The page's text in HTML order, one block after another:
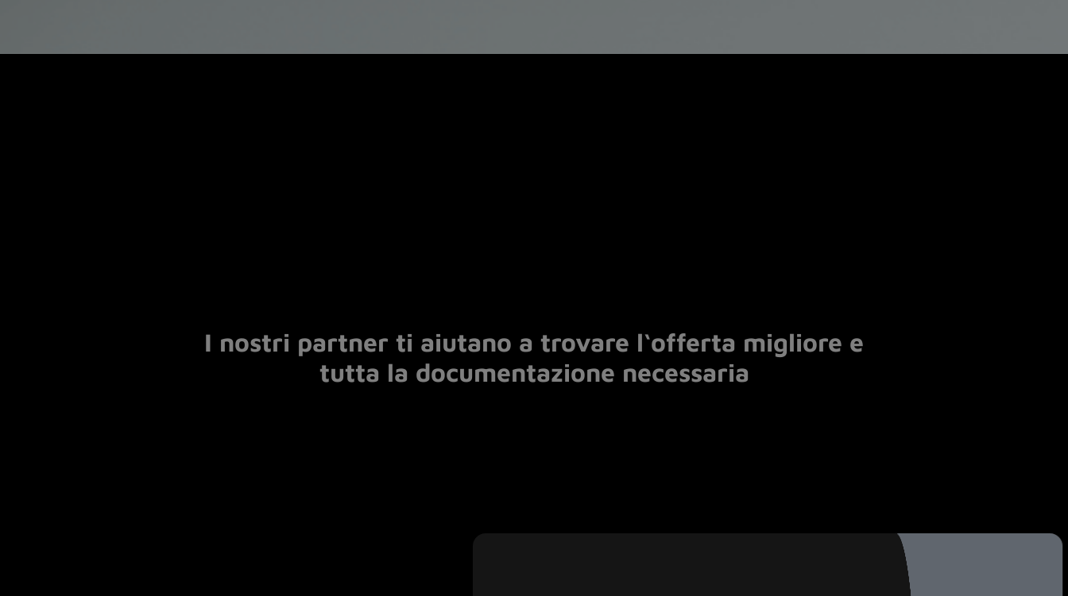
I nostri partner ti aiutano a trovare l‘offerta migliore e
tutta la documentazione necessaria